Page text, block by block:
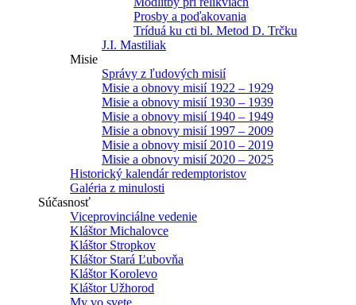
Prosby a poďakovania
Tríduá ku cti bl. Metod D. Trčku
J.I. Mastiliak
Misie
Správy z ľudových misií
Misie a obnovy misií 1922 – 1929
Misie a obnovy misií 1930 – 1939
Misie a obnovy misií 1940 – 1949
Misie a obnovy misií 1997 – 2009
Misie a obnovy misií 2010 – 2019
Misie a obnovy misií 2020 – 2025
Historický kalendár redemptoristov
Galéria z minulosti
Súčasnosť
Viceprovinciálne vedenie
Kláštor Michalovce
Kláštor Stropkov
Kláštor Stará Ľubovňa
Kláštor Korolevo
Kláštor Užhorod
My vo svete